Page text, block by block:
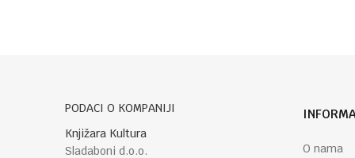
PODACI O KOMPANIJI
Knjižara Kultura
Sladaboni d.o.o.
O nama